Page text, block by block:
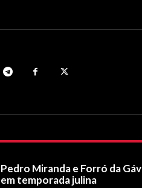
Pedro Miranda e Forró da
em temporada julina